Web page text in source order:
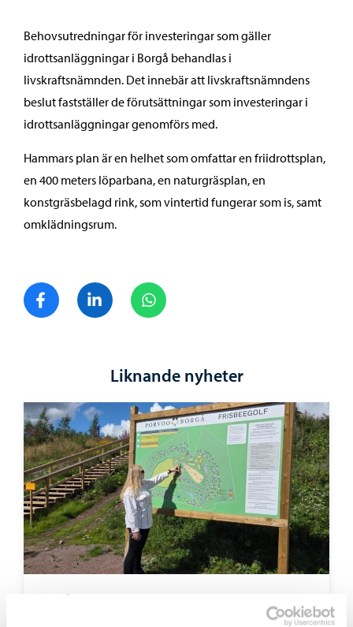
Behovsutredningar för investeringar som gäller
idrottsanläggningar i Borgå behandlas i
livskraftsnämnden. Det innebär att livskraftsnämndens
beslut fastställer de förutsättningar som investeringar i
idrottsanläggningar genomförs med.
Hammars plan är en helhet som omfattar en friidrottsplan,
en 400 meters löparbana, en naturgräsplan, en
konstgräsbelagd rink, som vintertid fungerar som is, samt
omklädningsrum.
Dela på FacebookDela på LinkedIn
Liknande nyheter
Borgå stad informerar